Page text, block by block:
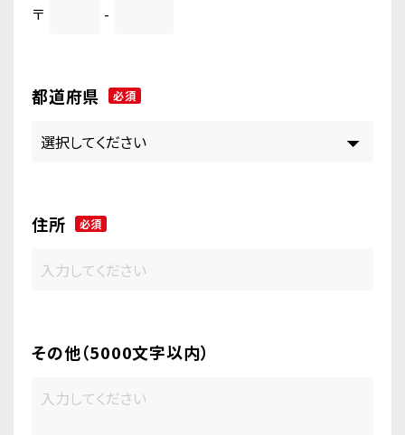
〒 -
都道府県 必須
住所 必須
その他（5000文字以内）